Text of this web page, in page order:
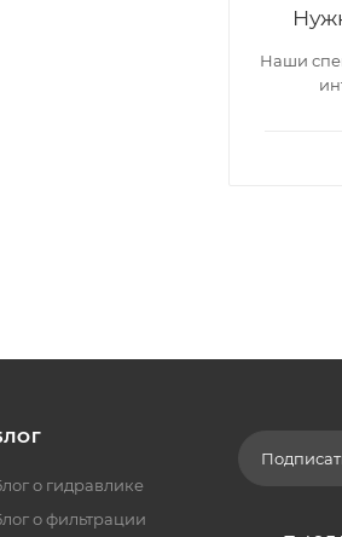
Наши
о гидравлике
о фильтрации